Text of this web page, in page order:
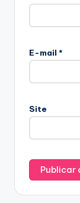
E-mail *
Site